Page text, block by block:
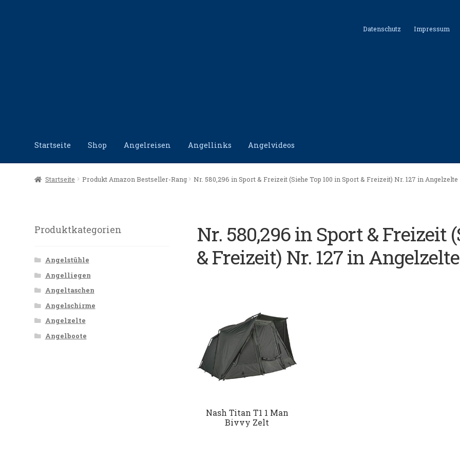
Datenschutz Impressum
Startseite Shop Angelreisen Angellinks Angelvideos
Start Angellinks Angelreisen Angelvideos Datenschutz Impressum Kontakt Shop
Startseite Produkt Amazon Bestseller-Rang Nr. 580,296 in Sport & Freizeit (Siehe Top 100 in Sport & Freizeit) Nr. 127 in Angelzelte
Nr. 580,296 in Sport & Freizeit
& Freizeit) Nr. 127 in Angelzelte
Nash Titan T1 1 Man
Bivvy Zelt
Produktkategorien
Angelstühle
Angelliegen
Angeltaschen
Angelschirme
Angelzelte
Angelboote